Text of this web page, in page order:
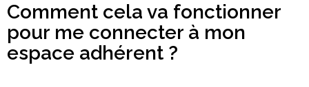
Comment cela va fonctionner
pour me connecter à mon
espace adhérent ?